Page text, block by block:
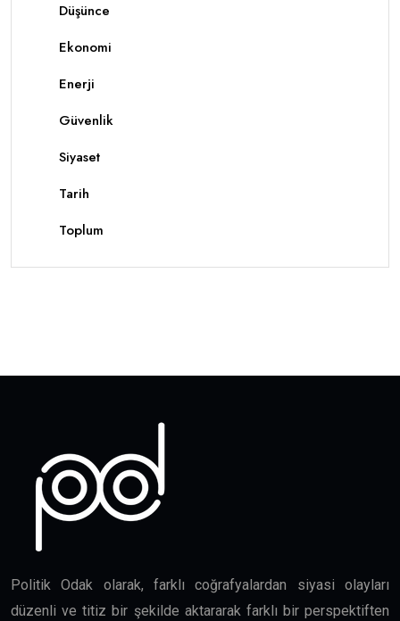
Düşünce
Ekonomi
Enerji
Güvenlik
Siyaset
Tarih
Toplum
Politik Odak olarak, farklı coğrafyalardan siyasi olayları
düzenli ve titiz bir şekilde aktararak farklı bir perspektiften